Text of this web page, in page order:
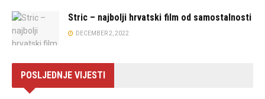
Stric – najbolji hrvatski film od samostalnosti
DECEMBER 2, 2022
POSLJEDNJE VIJESTI